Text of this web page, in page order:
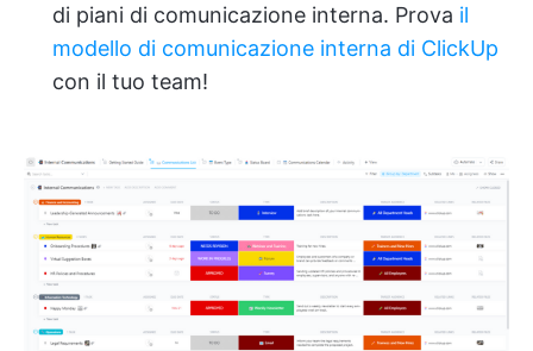
di piani di comunicazione interna. Prova il
modello di comunicazione interna di ClickUp
con il tuo team!